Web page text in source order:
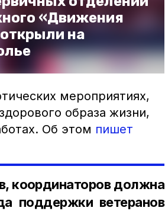
«Движения
на
мероприятиях,
образа жизни,
Об этом пишет
координаторов должна
поддержки ветеранов